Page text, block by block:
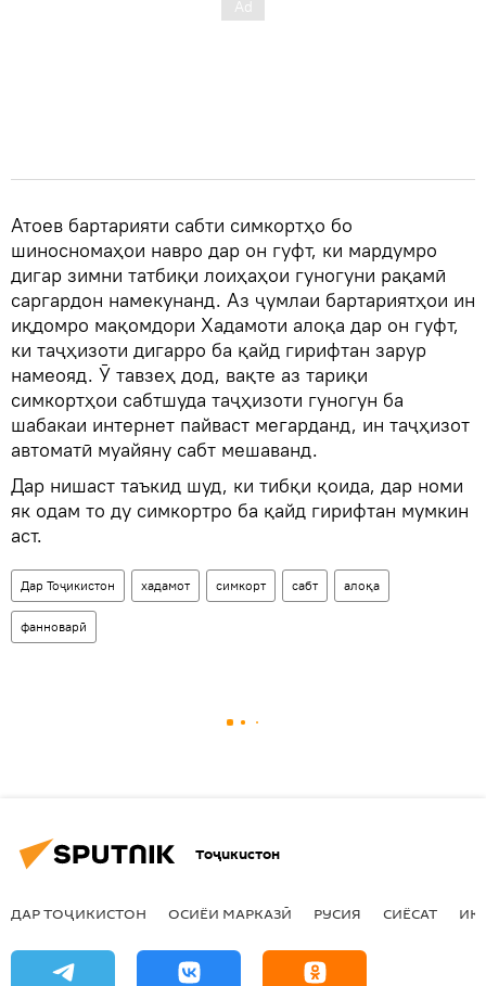
Атоев бартарияти сабти симкортҳо бо
шиносномаҳои навро дар он гуфт, ки мардумро
дигар зимни татбиқи лоиҳаҳои гуногуни рақамӣ
саргардон намекунанд. Аз ҷумлаи бартариятҳои ин
иқдомро мақомдори Хадамоти алоқа дар он гуфт,
ки таҷҳизоти дигарро ба қайд гирифтан зарур
намеояд. Ӯ тавзеҳ дод, вақте аз тариқи
симкортҳои сабтшуда таҷҳизоти гуногун ба
шабакаи интернет пайваст мегарданд, ин таҷҳизот
автоматӣ муайяну сабт мешаванд.
Дар нишаст таъкид шуд, ки тибқи қоида, дар номи
як одам то ду симкортро ба қайд гирифтан мумкин
аст.
Дар Тоҷикистон хадамот симкорт сабт алоқа
фанноварӣ
Тоҷикистон
ДАР ТОҶИКИСТОН ОСИЁИ МАРКАЗӢ РУСИЯ СИЁСАТ